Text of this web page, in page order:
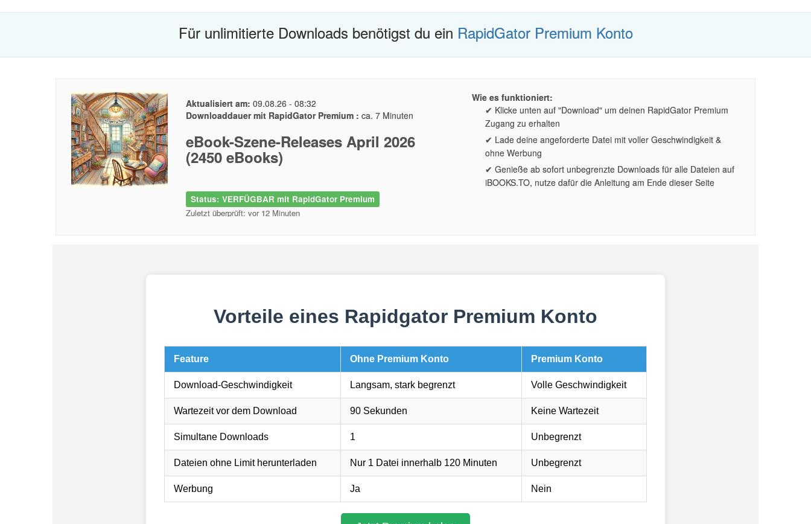
Für unlimitierte Downloads benötigst du ein RapidGator Premium Konto
Aktualisiert am: 09.08.26 - 08:32
Downloaddauer mit RapidGator Premium : ca. 7 Minuten
eBook-Szene-Releases April 2026
(2450 eBooks)
Status: VERFÜGBAR mit RapidGator Premium
Zuletzt überprüft: vor 12 Minuten
Wie es funktioniert:
✔ Klicke unten auf "Download" um deinen RapidGator Premium
Zugang zu erhalten
✔ Lade deine angeforderte Datei mit voller Geschwindigkeit &
ohne Werbung
✔ Genieße ab sofort unbegrenzte Downloads für alle Dateien auf
iBOOKS.TO, nutze dafür die Anleitung am Ende dieser Seite